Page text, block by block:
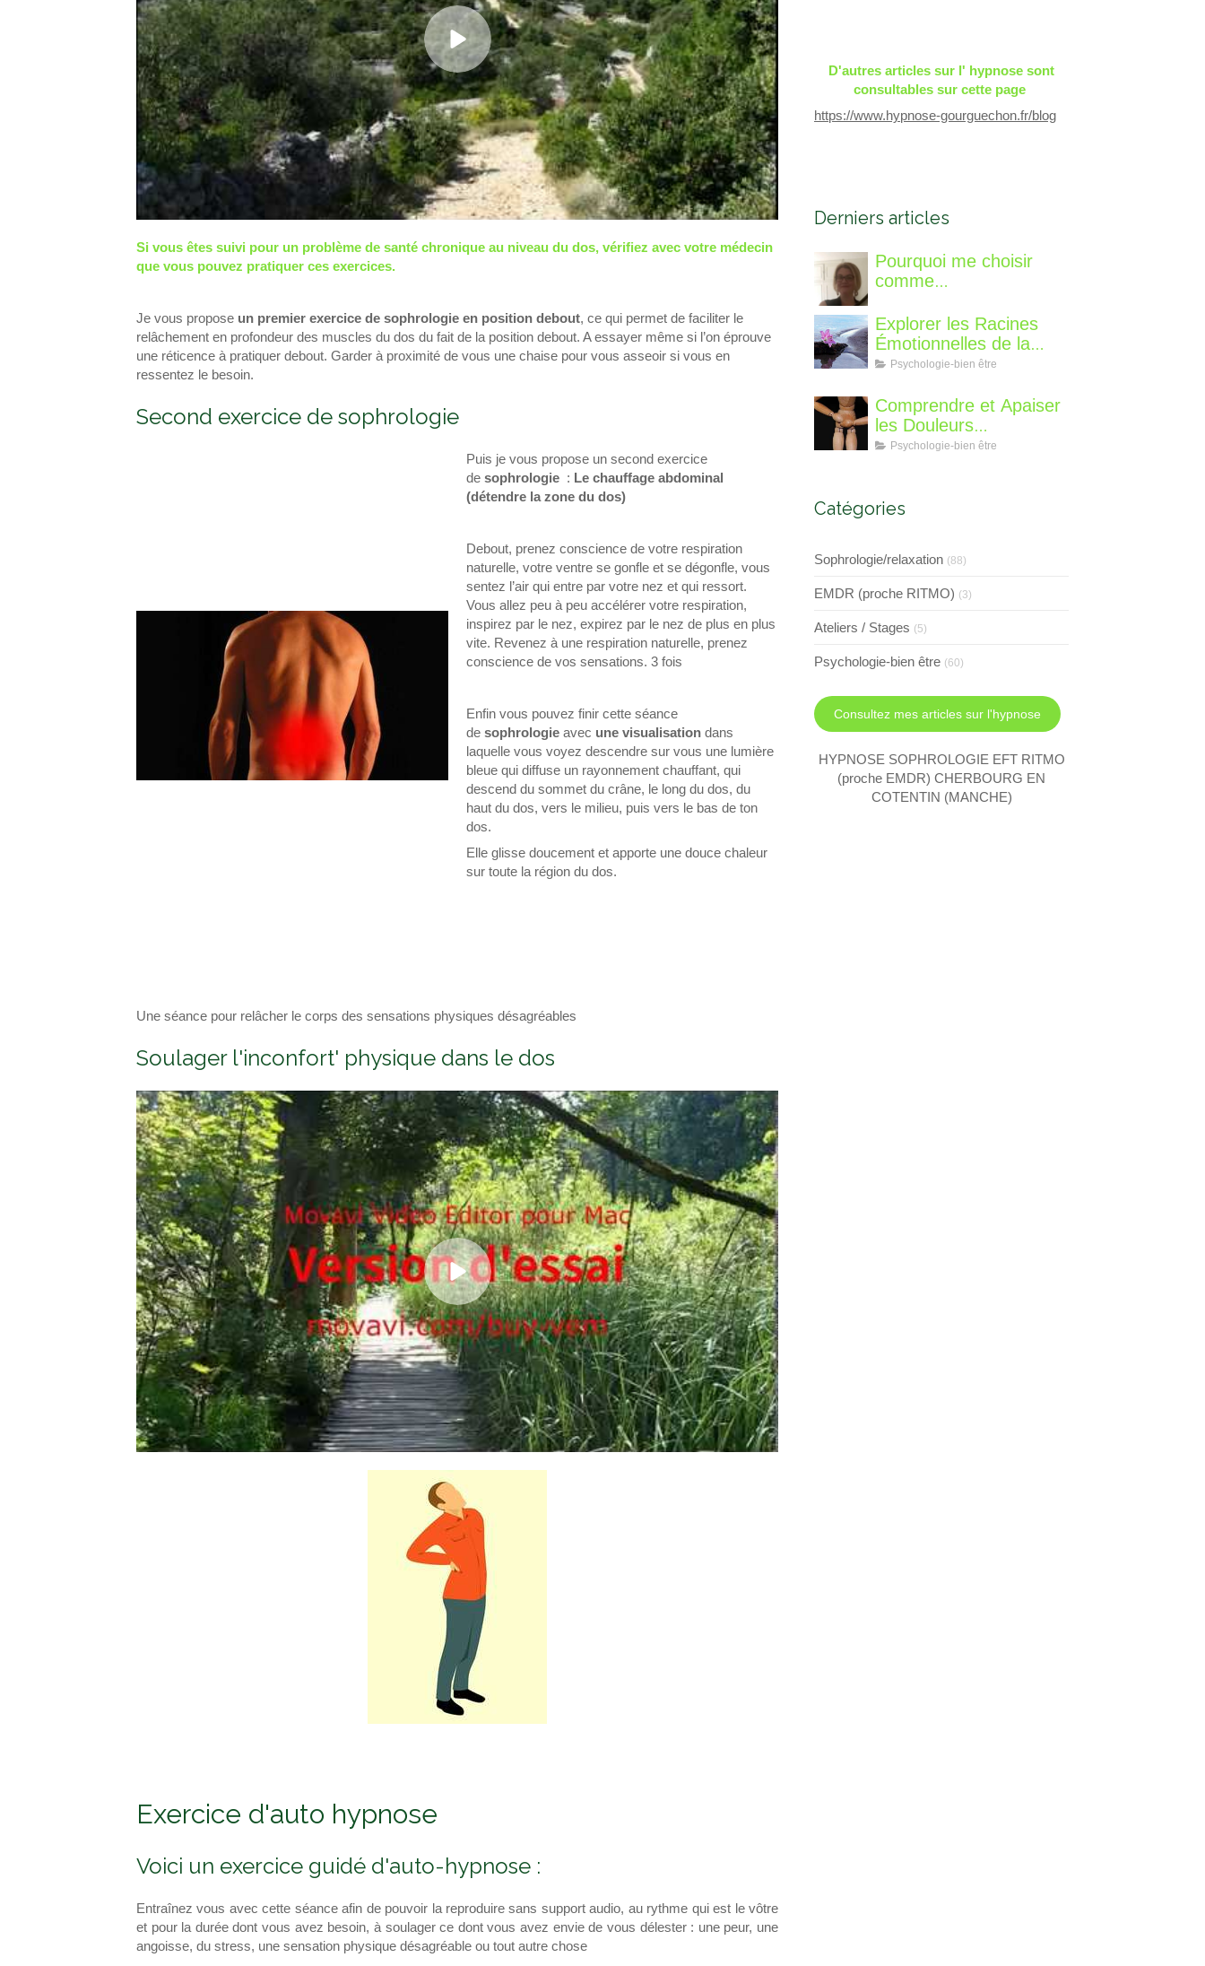
Si vous êtes suivi pour un problème de santé chronique au niveau du dos, vérifiez avec votre médecin
que vous pouvez pratiquer ces exercices.
Je vous propose un premier exercice de sophrologie en position debout, ce qui permet de faciliter le
relâchement en profondeur des muscles du dos du fait de la position debout. A essayer même si l’on éprouve
une réticence à pratiquer debout. Garder à proximité de vous une chaise pour vous asseoir si vous en
ressentez le besoin.
Second exercice de sophrologie
Puis je vous propose un second exercice
de sophrologie : Le chauffage abdominal
(détendre la zone du dos)
Debout, prenez conscience de votre respiration
naturelle, votre ventre se gonfle et se dégonfle, vous
sentez l’air qui entre par votre nez et qui ressort.
Vous allez peu à peu accélérer votre respiration,
inspirez par le nez, expirez par le nez de plus en plus
vite. Revenez à une respiration naturelle, prenez
conscience de vos sensations. 3 fois
Enfin vous pouvez finir cette séance
de sophrologie avec une visualisation dans
laquelle vous voyez descendre sur vous une lumière
bleue qui diffuse un rayonnement chauffant, qui
descend du sommet du crâne, le long du dos, du
haut du dos, vers le milieu, puis vers le bas de ton
dos.
Elle glisse doucement et apporte une douce chaleur
sur toute la région du dos.
Une séance pour relâcher le corps des sensations physiques désagréables
Soulager l'inconfort' physique dans le dos
Exercice d'auto hypnose
Voici un exercice guidé d'auto-hypnose :
Entraînez vous avec cette séance afin de pouvoir la reproduire sans support audio, au rythme qui est le vôtre
et pour la durée dont vous avez besoin, à soulager ce dont vous avez envie de vous délester : une peur, une
angoisse, du stress, une sensation physique désagréable ou tout autre chose
D'autres articles sur l' hypnose sont
consultables sur cette page
https://www.hypnose-gourguechon.fr/blog
Derniers articles
Pourquoi me choisir
comme
suis-je, qu'est ce que je
vous propose de
différent?
Explorer les Racines
Émotionnelles de la
Perte de Poids : Un
Psychologie-bien être
Comprendre et Apaiser
les Douleurs
Neuroplastiques : Une
l'EFT
Psychologie-bien être
Catégories
Sophrologie/relaxation (88)
EMDR (proche RITMO) (3)
Ateliers / Stages (5)
Psychologie-bien être (60)
Consultez mes articles sur l'hypnose
HYPNOSE SOPHROLOGIE EFT RITMO
(proche EMDR) CHERBOURG EN
COTENTIN (MANCHE)